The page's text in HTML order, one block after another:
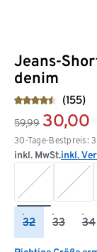
Jeans-
denim
(155)
59,99 30,00
30-Tage-Bestpreis:
inkl. MwSt.inkl.
32 33 34